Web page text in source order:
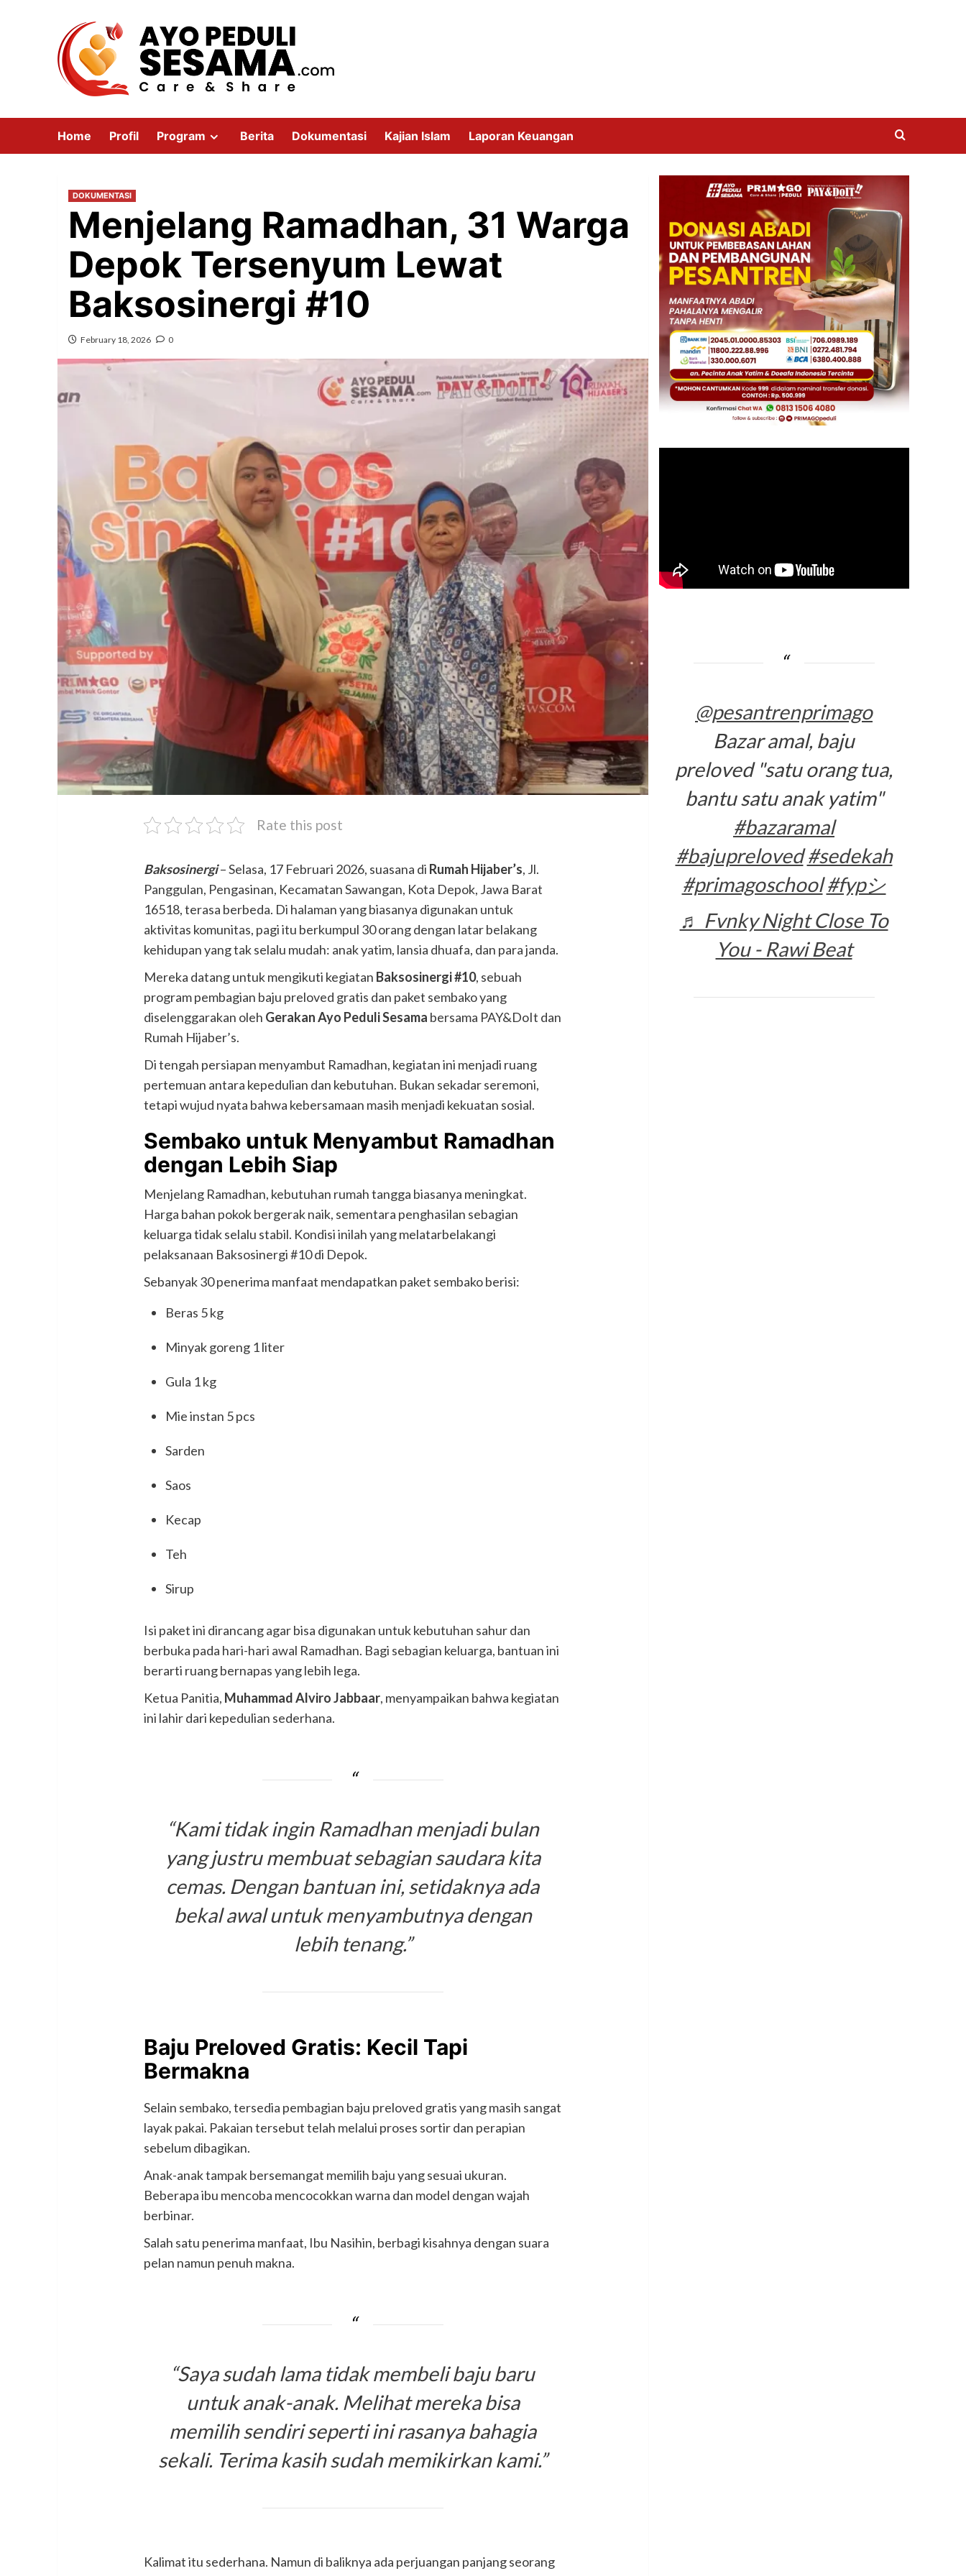
Home Profil Program Berita Dokumentasi Kajian Islam Laporan Keuangan
DOKUMENTASI
Menjelang Ramadhan, 31 Warga
Depok Tersenyum Lewat
Baksosinergi #10
February 18, 2026 0
Rate this post
Baksosinergi– Selasa, 17 Februari 2026, suasana di Rumah Hijaber’s, Jl.
Panggulan, Pengasinan, Kecamatan Sawangan, Kota Depok, Jawa Barat
16518, terasa berbeda. Di halaman yang biasanya digunakan untuk
aktivitas komunitas, pagi itu berkumpul 30 orang dengan latar belakang
kehidupan yang tak selalu mudah: anak yatim, lansia dhuafa, dan para janda.
Mereka datang untuk mengikuti kegiatan Baksosinergi #10, sebuah
program pembagian baju preloved gratis dan paket sembako yang
diselenggarakan oleh Gerakan Ayo Peduli Sesama bersama PAY&DoIt dan
Rumah Hijaber’s.
Di tengah persiapan menyambut Ramadhan, kegiatan ini menjadi ruang
pertemuan antara kepedulian dan kebutuhan. Bukan sekadar seremoni,
tetapi wujud nyata bahwa kebersamaan masih menjadi kekuatan sosial.
Sembako untuk Menyambut Ramadhan
dengan Lebih Siap
Menjelang Ramadhan, kebutuhan rumah tangga biasanya meningkat.
Harga bahan pokok bergerak naik, sementara penghasilan sebagian
keluarga tidak selalu stabil. Kondisi inilah yang melatarbelakangi
pelaksanaan Baksosinergi #10 di Depok.
Sebanyak 30 penerima manfaat mendapatkan paket sembako berisi:
Beras 5 kg
Minyak goreng 1 liter
Gula 1 kg
Mie instan 5 pcs
Sarden
Saos
Kecap
Teh
Sirup
Isi paket ini dirancang agar bisa digunakan untuk kebutuhan sahur dan
berbuka pada hari-hari awal Ramadhan. Bagi sebagian keluarga, bantuan ini
berarti ruang bernapas yang lebih lega.
Ketua Panitia, Muhammad Alviro Jabbaar, menyampaikan bahwa kegiatan
ini lahir dari kepedulian sederhana.
“Kami tidak ingin Ramadhan menjadi bulan
yang justru membuat sebagian saudara kita
cemas. Dengan bantuan ini, setidaknya ada
bekal awal untuk menyambutnya dengan
lebih tenang.”
Baju Preloved Gratis: Kecil Tapi
Bermakna
Selain sembako, tersedia pembagian baju preloved gratis yang masih sangat
layak pakai. Pakaian tersebut telah melalui proses sortir dan perapian
sebelum dibagikan.
Anak-anak tampak bersemangat memilih baju yang sesuai ukuran.
Beberapa ibu mencoba mencocokkan warna dan model dengan wajah
berbinar.
Salah satu penerima manfaat, Ibu Nasihin, berbagi kisahnya dengan suara
pelan namun penuh makna.
“Saya sudah lama tidak membeli baju baru
untuk anak-anak. Melihat mereka bisa
memilih sendiri seperti ini rasanya bahagia
sekali. Terima kasih sudah memikirkan kami.”
Kalimat itu sederhana. Namun di baliknya ada perjuangan panjang seorang
@pesantrenprimago
Bazar amal, baju
preloved "satu orang tua,
bantu satu anak yatim"
#bazaramal
#bajupreloved #sedekah
#primagoschool #fypシ
♬ Fvnky Night Close To
You - Rawi Beat